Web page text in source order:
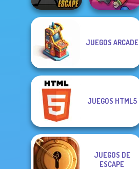
Prison Escape
Online
JUEGOS ARCADE
JUEGOS HTML5
JUEGOS DE
ESCAPE